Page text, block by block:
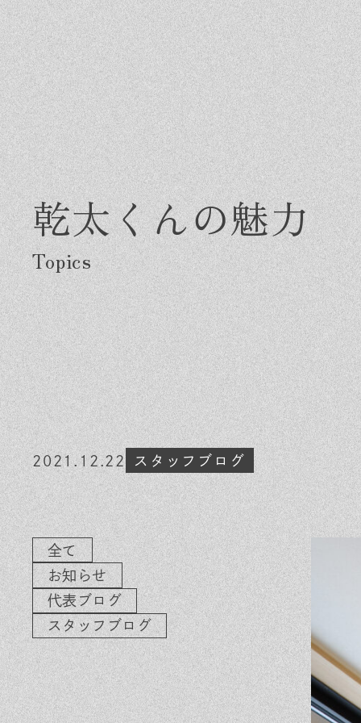
乾太くんの魅力
2021.12.22 スタッフブログ
全て
お知らせ
代表ブログ
スタッフブログ
Greeting
はじめましての方へ
Made in DAIMASA
私たちの想い
オーダーメイドの住まい
素材のこだわり
住まいの特性
家づくりの流れ
保証とサポート
ヒノキプロジェクト
施
ス
イ
気
よ
お
木
In
st
ag
Fa
ce
bo
LI
N
E